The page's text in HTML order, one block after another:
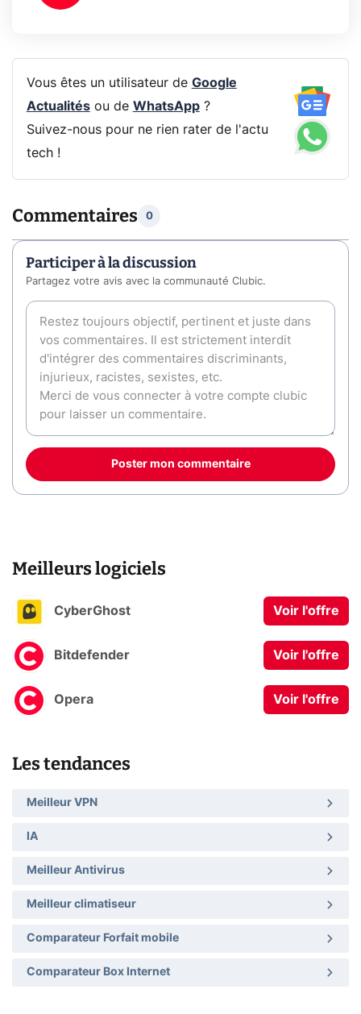
Vous êtes un utilisateur de Google
Actualitésou de WhatsApp?
Suivez-nous pour ne rien rater de l'actu
tech !
Commentaires 0
Participer à la discussion
Partagez votre avis avec la communauté Clubic.
Poster mon commentaire
Meilleurs logiciels
CyberGhost Voir l'offre
Bitdefender Voir l'offre
Opera Voir l'offre
Les tendances
Meilleur VPN
IA
Meilleur Antivirus
Meilleur climatiseur
Comparateur Forfait mobile
Comparateur Box Internet